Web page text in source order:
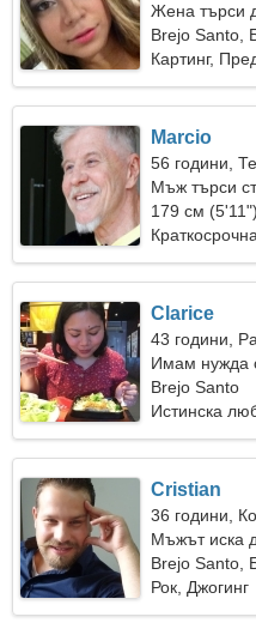
Жена търси
Brejo Santo,
Картинг,
Marcio
56 години,
Мъж търси
179 см
Clarice
43 години,
Имам нужда
Brejo Santo
Истинска
Cristian
36 години,
Мъжът иска
Brejo Santo,
Рок, Джогинг